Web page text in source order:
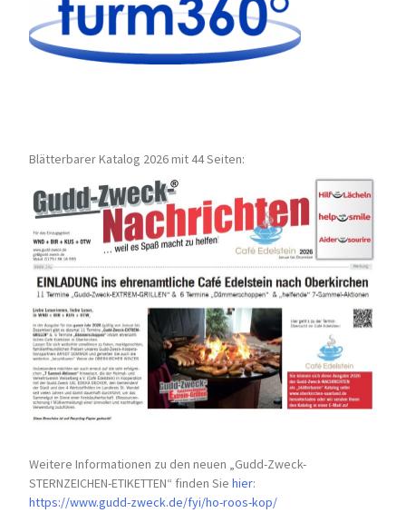
Blätterbarer Katalog 2026 mit 44 Seiten:
Weitere Informationen zu den neuen „Gudd-Zweck-
STERNZEICHEN-ETIKETTEN“ finden Siehier:
https://www.gudd-zweck.de/fyi/ho-roos-kop/